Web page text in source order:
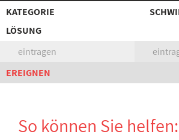
KATEGORIE
LÖSUNG
eintragen
EREIGNEN
So können Sie helfen: